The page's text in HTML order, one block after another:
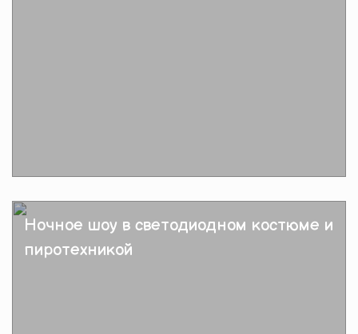
Подробнее
Ночное шоу в светодиодном костюме и
пиротехникой